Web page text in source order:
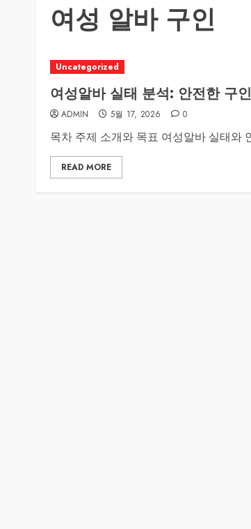
여성 알바 구인
Uncategorized
여성알바 실태 분석: 안전한 구
ADMIN 5월 17, 2026 0
목차 주제 소개와 목표 여성알바 실태와
READ MORE